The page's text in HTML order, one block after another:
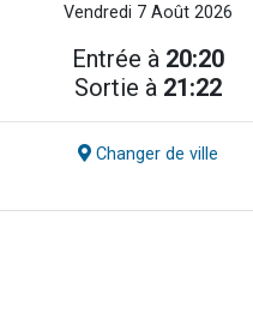
Vendredi 7 Août 2026
Entrée à 20:20
Sortie à 21:22
Changer de ville